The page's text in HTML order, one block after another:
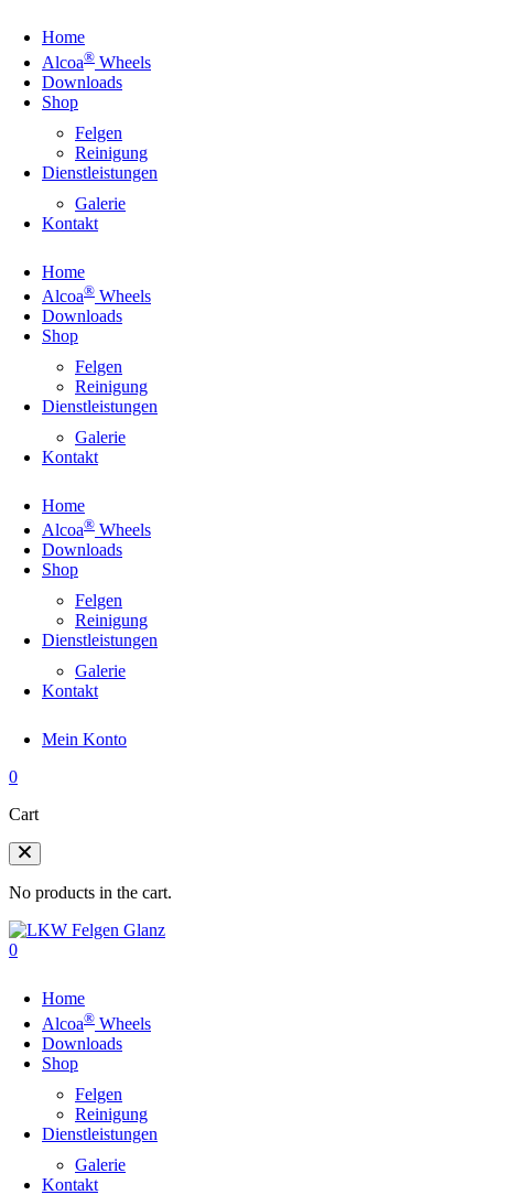
Home
Alcoa® Wheels
Downloads
Shop
Felgen
Reinigung
Dienstleistungen
Galerie
Kontakt
Home
Alcoa® Wheels
Downloads
Shop
Felgen
Reinigung
Dienstleistungen
Galerie
Kontakt
Home
Alcoa® Wheels
Downloads
Shop
Felgen
Reinigung
Dienstleistungen
Galerie
Kontakt
Mein Konto
0
Cart
No products in the cart.
0
Home
Alcoa® Wheels
Downloads
Shop
Felgen
Reinigung
Dienstleistungen
Galerie
Kontakt